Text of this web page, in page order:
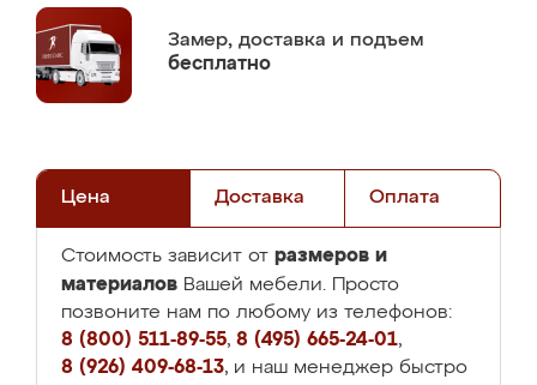
Замер, доставка и подъем
бесплатно
Цена Доставка Оплата
Стоимость зависит от размеров и
материалов Вашей мебели. Просто
позвоните нам по любому из телефонов:
8 (800) 511-89-55, 8 (495) 665-24-01,
8 (926) 409-68-13, и наш менеджер быстро